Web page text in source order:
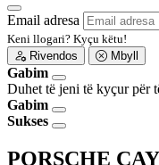
Email adresa
Keni llogari? Kyçu këtu!
Rivendos
Mbyll
Gabim
Duhet të jeni të kyçur për
Gabim
Sukses
PORSCHE